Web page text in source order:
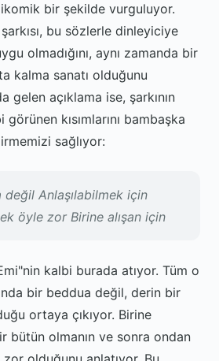
bir şekilde vurguluyor.
bu sözlerle dinleyiciye
olmadığını, aynı zamanda bir
kalma sanatı olduğunu
gelen açıklama ise, şarkının
kısımlarını bambaşka
sağlıyor:
değil Anlaşılabilmek için
öyle zor Birine alışan için
kalbi burada atıyor. Tüm o
bir beddua değil, derin bir
ortaya çıkıyor. Birine
bütün olmanın ve sonra ondan